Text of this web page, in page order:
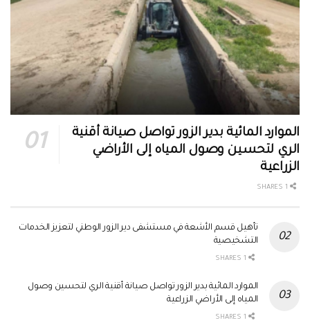
الموارد المائية بدير الزور تواصل صيانة أقنية
الري لتحسين وصول المياه إلى الأراضي
الزراعية
تأهيل قسم الأشعة في مستشفى دير الزور الوطني لتعزيز الخدمات
التشخيصية
الموارد المائية بدير الزور تواصل صيانة أقنية الري لتحسين وصول
المياه إلى الأراضي الزراعية